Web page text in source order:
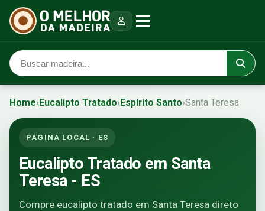
Home›Eucalipto Tratado›Espírito Santo›Santa Teresa
PÁGINA LOCAL · ES
Eucalipto Tratado em Santa
Teresa - ES
Compre eucalipto tratado em Santa Teresa direto